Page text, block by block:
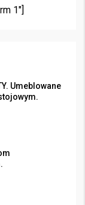
1"]
Umeblowane